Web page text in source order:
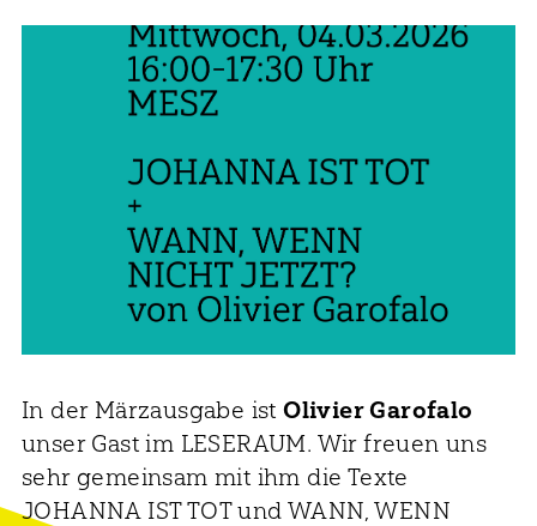
In der Märzausgabe istOlivier Garofalo
unser Gast im LESERAUM. Wir freuen uns
sehr gemeinsam mit ihm die Texte
JOHANNA IST TOT und WANN, WENN